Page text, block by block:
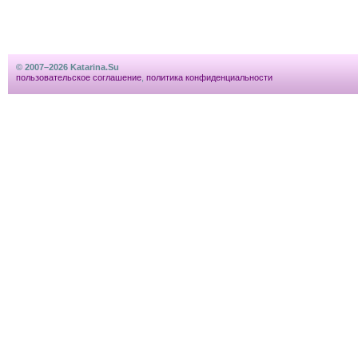
© 2007–2026 Katarina.Su
пользовательское соглашение политика конфиденциальности